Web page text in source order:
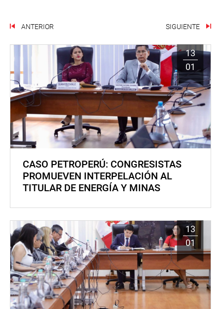
ANTERIOR SIGUIENTE
13
01
CASO PETROPERÚ: CONGRESISTAS
PROMUEVEN INTERPELACIÓN AL
TITULAR DE ENERGÍA Y MINAS
13
01